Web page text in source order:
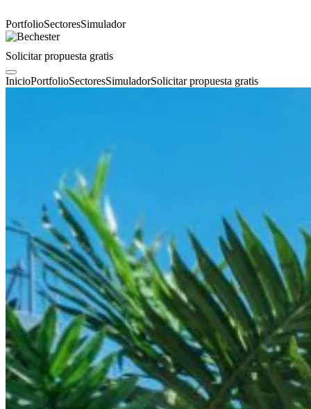
PortfolioSectoresSimulador
Solicitar propuesta gratis
InicioPortfolioSectoresSimuladorSolicitar propuesta gratis